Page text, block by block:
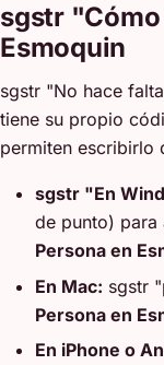
sgstr
Esmoquin
sgstr "No hace
tiene su propio
permiten escribirlo
sgstr "En
de punto) para
Persona en
En Mac: sgstr
Persona en
En iPhone o